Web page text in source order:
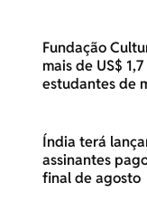
Fundação
mais de US$
estudantes de
Índia terá
assinantes
final de agosto